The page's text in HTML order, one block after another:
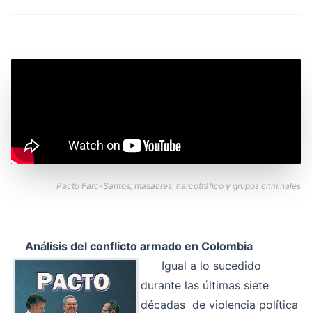
Pacto Farc-Santos, masacres, narcotráfico y grupos criminales
Análisis del conflicto armado en Colombia
Igual a lo sucedido
durante las últimas siete
décadas de violencia política